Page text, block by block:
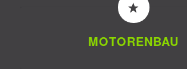
MOTOREN­BAU